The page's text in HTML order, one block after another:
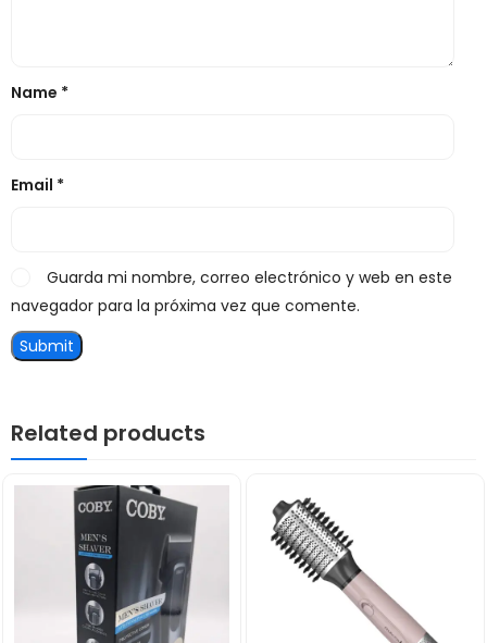
Name *
Email *
Guarda mi nombre, correo electrónico y web en este
navegador para la próxima vez que comente.
Related products